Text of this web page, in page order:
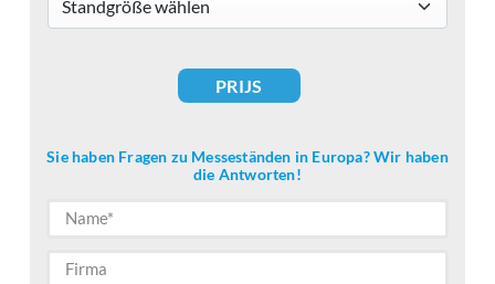
PRIJS
Sie haben Fragen zu Messeständen in Europa? Wir haben
die Antworten!